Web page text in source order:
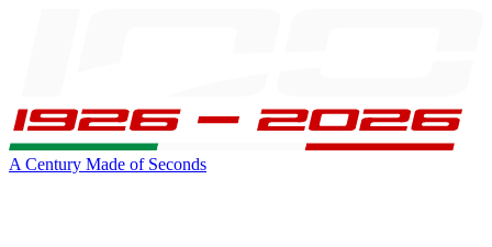
A Century Made of Seconds